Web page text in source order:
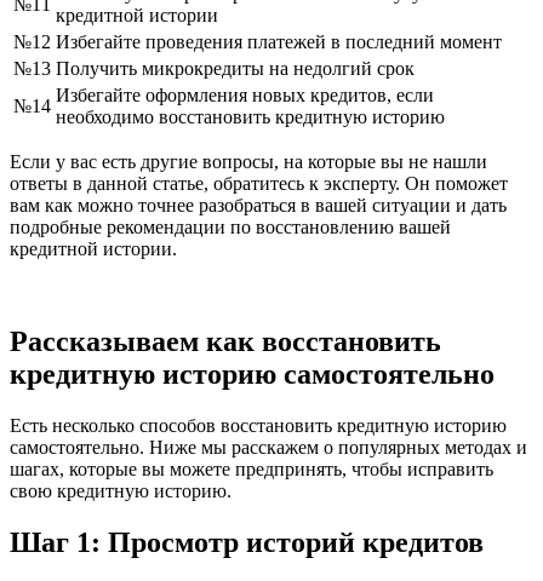
№11
кредитной истории
№12 Избегайте проведения платежей в последний момент
№13 Получить микрокредиты на недолгий срок
№14
Избегайте оформления новых кредитов, если
необходимо восстановить кредитную историю
Если у вас есть другие вопросы, на которые вы не нашли
ответы в данной статье, обратитесь к эксперту. Он поможет
вам как можно точнее разобраться в вашей ситуации и дать
подробные рекомендации по восстановлению вашей
кредитной истории.
Рассказываем как восстановить
кредитную историю самостоятельно
Есть несколько способов восстановить кредитную историю
самостоятельно. Ниже мы расскажем о популярных методах и
шагах, которые вы можете предпринять, чтобы исправить
свою кредитную историю.
Шаг 1: Просмотр историй кредитов